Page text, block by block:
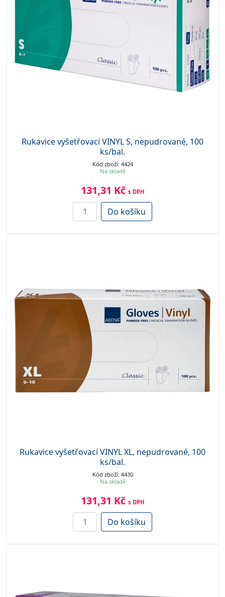
Rukavice vyšetřovací VINYL S, nepudrované, 100
ks/bal.
Kód zboží: 4424
Na skladě
131,31 Kč s DPH
Do košíku
Rukavice vyšetřovací VINYL XL, nepudrované, 100
ks/bal.
Kód zboží: 4430
Na skladě
131,31 Kč s DPH
Do košíku